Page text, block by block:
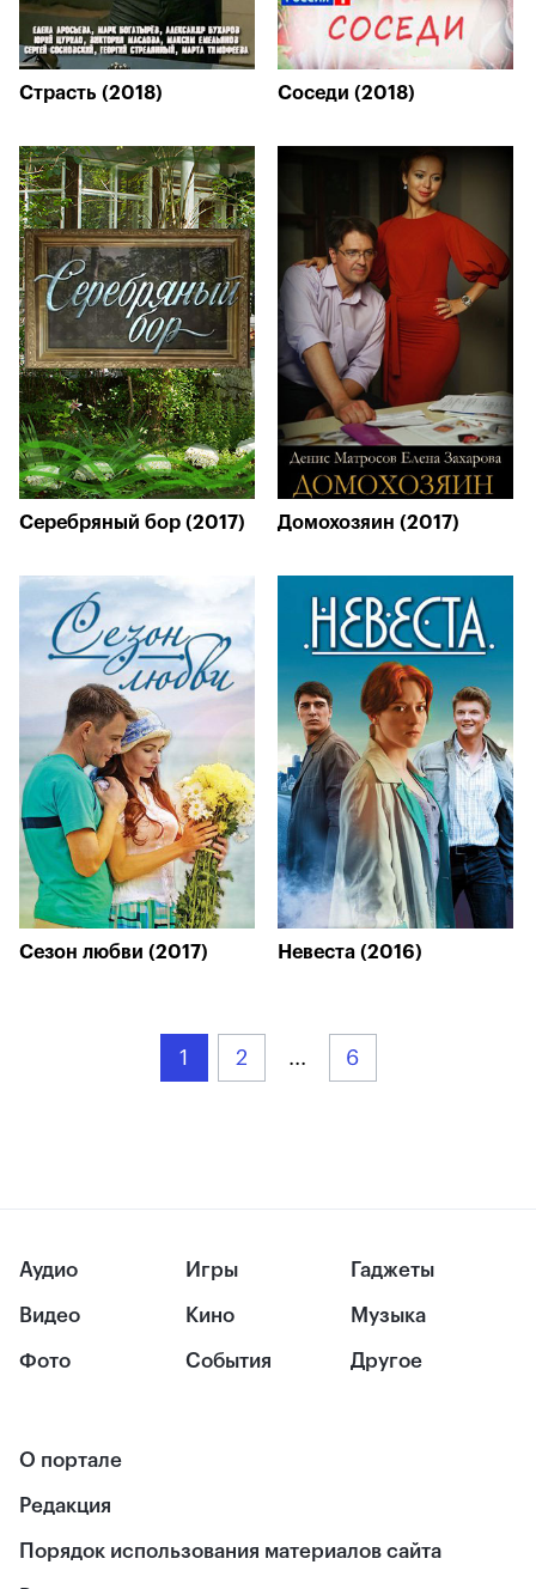
Страсть (2018) Соседи (2018)
Серебряный бор (2017) Домохозяин (2017)
Сезон любви (2017) Невеста (2016)
1 2 ... 6
Аудио
Видео
Фото
Игры
Кино
События
Гаджеты
Музыка
Другое
О портале
Редакция
Порядок использования материалов сайта